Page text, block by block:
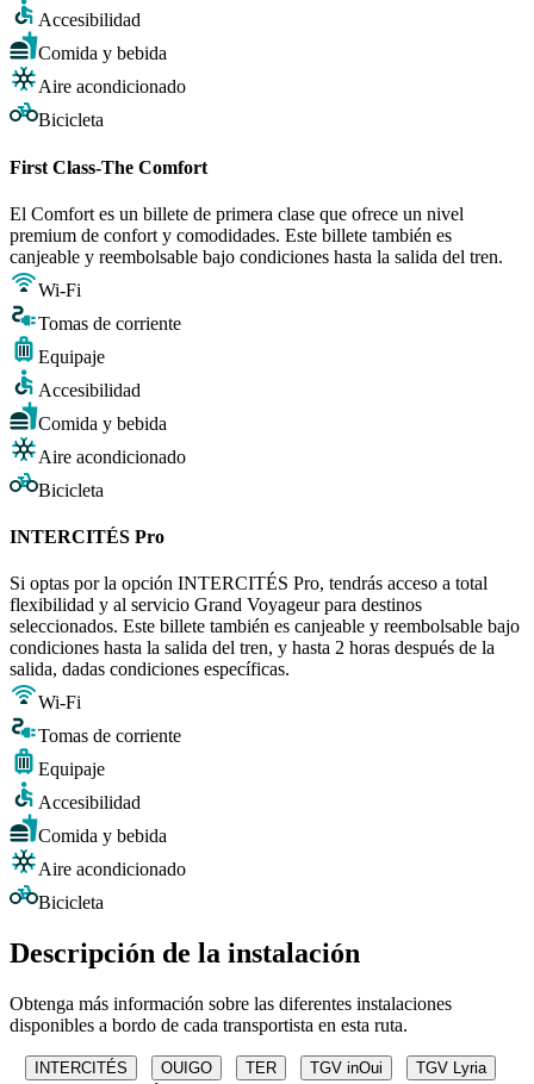
Accesibilidad
Comida y bebida
Aire acondicionado
Bicicleta
First Class-The Comfort
El Comfort es un billete de primera clase que ofrece un nivel
premium de confort y comodidades. Este billete también es
canjeable y reembolsable bajo condiciones hasta la salida del tren.
Wi-Fi
Tomas de corriente
Equipaje
Accesibilidad
Comida y bebida
Aire acondicionado
Bicicleta
INTERCITÉS Pro
Si optas por la opción INTERCITÉS Pro, tendrás acceso a total
flexibilidad y al servicio Grand Voyageur para destinos
seleccionados. Este billete también es canjeable y reembolsable bajo
condiciones hasta la salida del tren, y hasta 2 horas después de la
salida, dadas condiciones específicas.
Wi-Fi
Tomas de corriente
Equipaje
Accesibilidad
Comida y bebida
Aire acondicionado
Bicicleta
Descripción de la instalación
Obtenga más información sobre las diferentes instalaciones
disponibles a bordo de cada transportista en esta ruta.
INTERCITÉS OUIGO TER TGV inOui TGV Lyria